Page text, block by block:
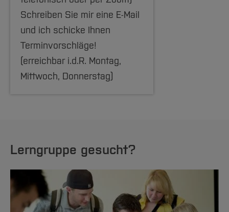
Schreiben Sie mir eine E-Mail
und ich schicke Ihnen
Terminvorschläge!
(erreichbar i.d.R. Montag,
Mittwoch, Donnerstag)
Lerngruppe gesucht?